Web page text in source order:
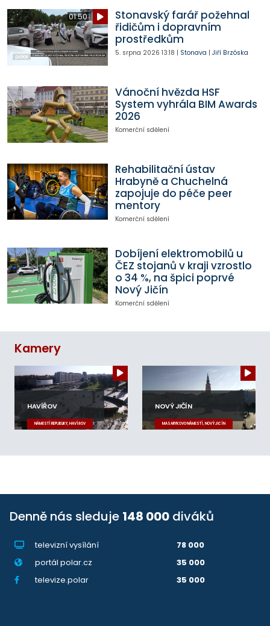
01:50
Stonavský farář požehnal
řidičům i dopravním
prostředkům
5. srpna 2026 13:18 | Stonava | Jiří Brzóska
Vánoční hvězda HSF
System vyhrála BIM Awards
2026
Komerční sdělení
Rehabilitační ústav
Hrabyně a Chuchelná
zapojuje do péče peer
mentory
Komerční sdělení
Dobíjení elektromobilů u
ČEZ stojanů v kraji vzrostlo
o 34 %, na špici poprvé
Nový Jičín
Komerční sdělení
Kamery
HAVÍŘOV
NÁMĚSTÍ REPUBLIKY, HAVÍŘOV
NOVÝ JIČÍN
MASARYKOVO NÁMĚSTÍ, NOVÝ JIČÍN
Denně nás sleduje 148 000 diváků
televizní vysílání
78 000
portál polar.cz
35 000
televize.polar
35 000